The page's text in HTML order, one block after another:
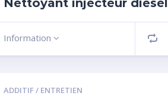
Nettoyant injecteur diesel
Information
ADDITIF / ENTRETIEN